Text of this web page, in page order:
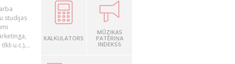
studijas
u.c.),...
KALKULATORS
MŪZIKAS
PATĒRIŅA
INDEKSS